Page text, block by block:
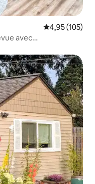
Évaluation
4,95 (105)
avec